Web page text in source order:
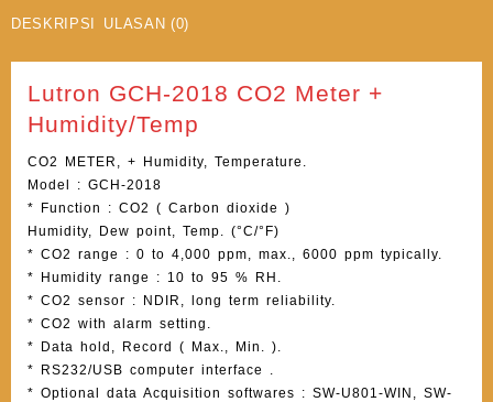
DESKRIPSI ULASAN (0)
Lutron GCH-2018 CO2 Meter +
Humidity/Temp
CO2 METER, + Humidity, Temperature.
Model : GCH-2018
* Function : CO2 ( Carbon dioxide )
Humidity, Dew point, Temp. (°C/°F)
* CO2 range : 0 to 4,000 ppm, max., 6000 ppm typically.
* Humidity range : 10 to 95 % RH.
* CO2 sensor : NDIR, long term reliability.
* CO2 with alarm setting.
* Data hold, Record ( Max., Min. ).
* RS232/USB computer interface .
* Optional data Acquisition softwares : SW-U801-WIN, SW-